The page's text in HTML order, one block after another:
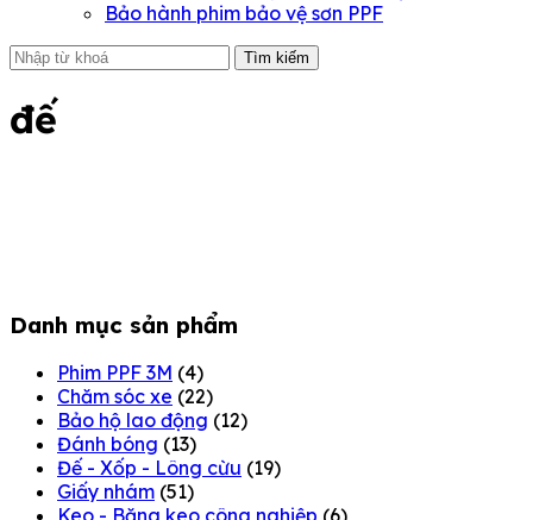
Bảo hành phim bảo vệ sơn PPF
Tìm kiếm
đế
Danh mục sản phẩm
Phim PPF 3M (4)
Chăm sóc xe (22)
Bảo hộ lao động (12)
Đánh bóng (13)
Đế - Xốp - Lông cừu (19)
Giấy nhám (51)